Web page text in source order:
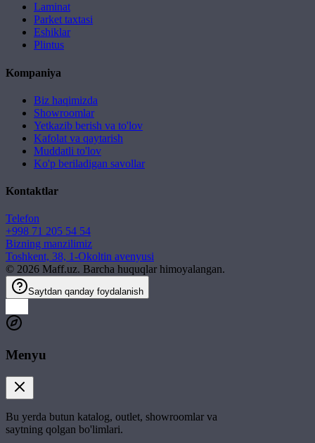
Laminat
Parket taxtasi
Eshiklar
Plintus
Kompaniya
Biz haqimizda
Showroomlar
Yetkazib berish va to'lov
Kafolat va qaytarish
Muddatli to'lov
Ko'p beriladigan savollar
Kontaktlar
Telefon
+998 71 205 54 54
Bizning manzilimiz
Toshkent, 38, 1-Okoltin avenyusi
© 2026 Maff.uz. Barcha huquqlar himoyalangan.
Saytdan qanday foydalanish
Menyu
Bu yerda butun katalog, outlet, showroomlar va
saytning qolgan bo'limlari.